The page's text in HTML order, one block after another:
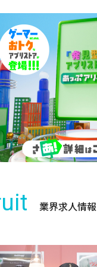
業界求人情報